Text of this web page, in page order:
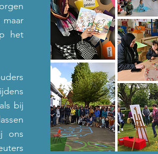
maar
het
bij
ons